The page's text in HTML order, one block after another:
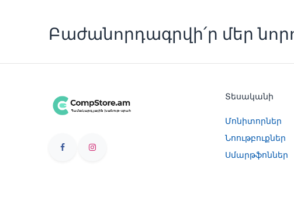
Բաժանորդագրվի՛ր մեր
Տեսականի
Մոնիտորներ
Նոութբուքներ
Սմարթֆոններ